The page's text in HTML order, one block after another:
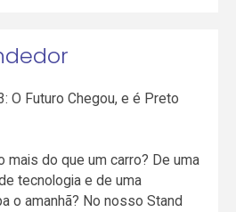
O Futuro Chegou, e é Preto
mais do que um carro? De uma
tecnologia e de uma
o amanhã? No nosso Stand